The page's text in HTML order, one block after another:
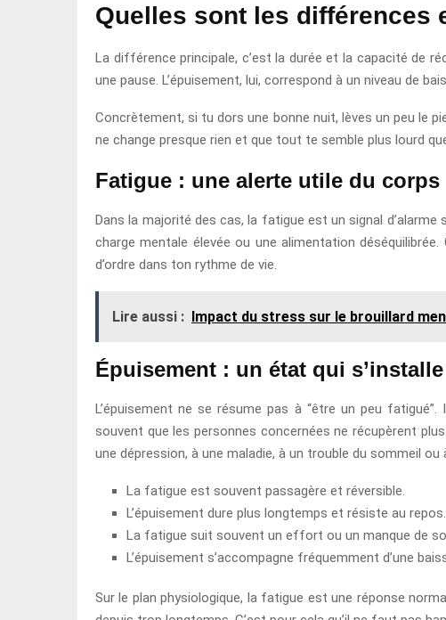
Quelles sont les différences
La différence principale, c’est la durée et la capacité de
une pause. L’épuisement, lui, correspond à un niveau de
Concrètement, si tu dors une bonne nuit, lèves un peu le
ne change presque rien et que tout te semble plus lourd
Fatigue : une alerte utile du corps
Dans la majorité des cas, la fatigue est un signal
charge mentale élevée ou une alimentation
d’ordre dans ton rythme de vie.
Lire aussi : Impact du stress sur le brouillard
Épuisement : un état qui s’installe
L’épuisement ne se résume pas à “être un peu
souvent que les personnes concernées ne récupèrent
une dépression, à une maladie, à un trouble du sommeil
La fatigue est souvent passagère et réversible.
L’épuisement dure plus longtemps et résiste au repos.
La fatigue suit souvent un effort ou un manque de
L’épuisement s’accompagne fréquemment d’une
Sur le plan physiologique, la fatigue est une réponse